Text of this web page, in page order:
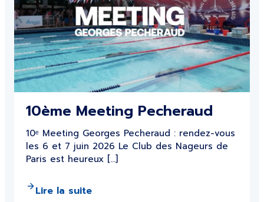
10ème Meeting Pecheraud
10ᵉ Meeting Georges Pecheraud : rendez-vous
les 6 et 7 juin 2026 Le Club des Nageurs de
Paris est heureux […]
Lire la suite